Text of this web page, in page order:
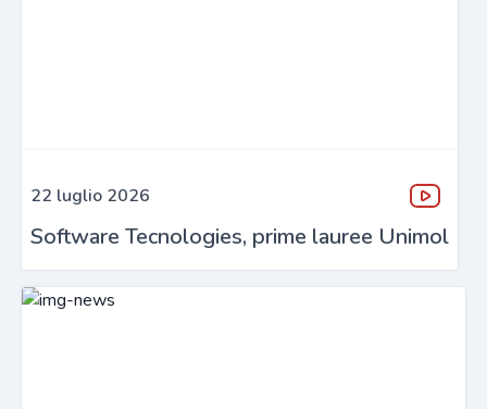
22 luglio 2026
Software Tecnologies, prime lauree Unimol